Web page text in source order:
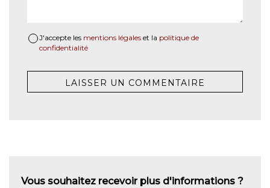
J'accepte les mentions légales et la politique de
confidentialité
Vous souhaitez recevoir plus d'informations ?